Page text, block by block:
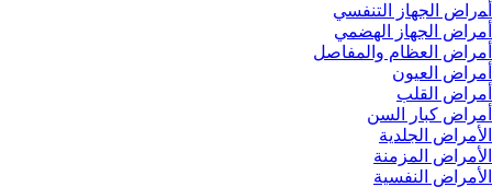
أﻤراض اﻟﺠﻬﺎز اﻟﺘﻨﻔﺴﻲ
أمراض الجهاز الهضمي
أمراض العظام والمفاصل
أمراض العيون
أمراض القلب
أمراض كبار السن
الأمراض الجلدية
الأمراض المزمنة
الأمراض النفسية